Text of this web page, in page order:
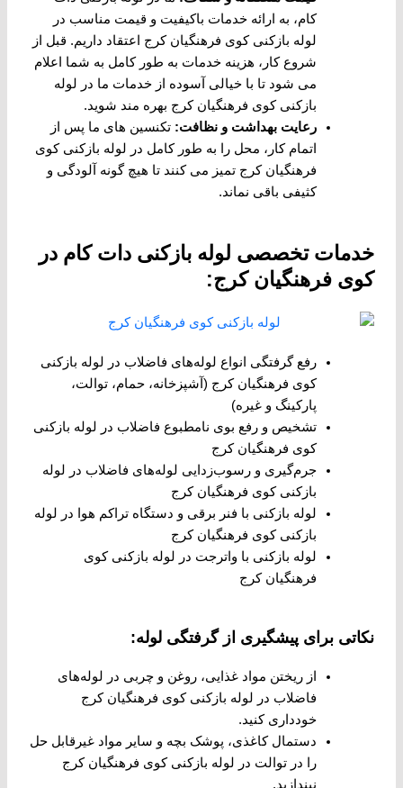
کام، به ارائه خدمات باکیفیت و قیمت مناسب در
لوله بازکنی کوی فرهنگیان کرج اعتقاد داریم. قبل از
شروع کار، هزینه خدمات به طور کامل به شما اعلام
می ‌شود تا با خیالی آسوده از خدمات ما در لوله
بازکنی کوی فرهنگیان کرج بهره‌ مند شوید.
رعایت بهداشت و نظافت: تکنسین ‌های ما پس از
اتمام کار، محل را به طور کامل در لوله بازکنی کوی
فرهنگیان کرج تمیز می ‌کنند تا هیچ ‌گونه آلودگی و
کثیفی باقی نماند.
خدمات تخصصی لوله بازکنی دات کام در
کوی فرهنگیان کرج:
رفع گرفتگی انواع لوله‌های فاضلاب در لوله بازکنی
کوی فرهنگیان کرج (آشپزخانه، حمام، توالت،
پارکینگ و غیره)
تشخیص و رفع بوی نامطبوع فاضلاب در لوله بازکنی
کوی فرهنگیان کرج
جرم‌گیری و رسوب‌زدایی لوله‌های فاضلاب در لوله
بازکنی کوی فرهنگیان کرج
لوله بازکنی با فنر برقی و دستگاه تراکم هوا در لوله
بازکنی کوی فرهنگیان کرج
لوله بازکنی با واترجت در لوله بازکنی کوی
فرهنگیان کرج
نکاتی برای پیشگیری از گرفتگی لوله:
از ریختن مواد غذایی، روغن و چربی در لوله‌های
فاضلاب در لوله بازکنی کوی فرهنگیان کرج
خودداری کنید.
دستمال کاغذی، پوشک بچه و سایر مواد غیرقابل حل
را در توالت در لوله بازکنی کوی فرهنگیان کرج
نیندازید.